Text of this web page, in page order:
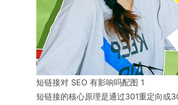
短链接对 SEO 有影响吗配图 1
短链接的核心原理是通过301重定向或